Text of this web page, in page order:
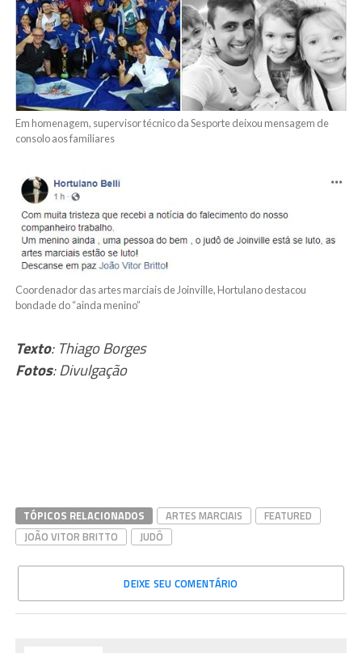
Em homenagem, supervisor técnico da Sesporte deixou mensagem de
consolo aos familiares
Coordenador das artes marciais de Joinville, Hortulano destacou
bondade do “ainda menino”
Texto: Thiago Borges
Fotos: Divulgação
TÓPICOS RELACIONADOS ARTES MARCIAIS
FEATURED
JOÃO VITOR BRITTO
JUDÔ
DEIXE SEU COMENTÁRIO